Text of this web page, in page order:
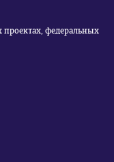
федеральных